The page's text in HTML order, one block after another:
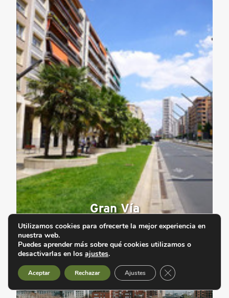
Gran Vía
Utilizamos cookies para ofrecerte la mejor experiencia en
nuestra web.
Puedes aprender más sobre qué cookies utilizamos o
desactivarlas en los ajustes.
Aceptar Rechazar Ajustes Cerrar el banner